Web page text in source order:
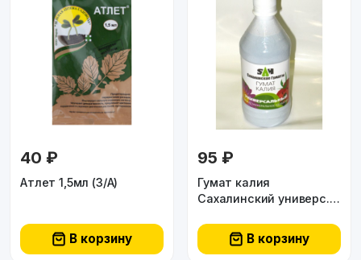
40 ₽
Атлет 1,5мл (З/А)
В корзину
95 ₽
Гумат калия
Сахалинский универс.
В корзину